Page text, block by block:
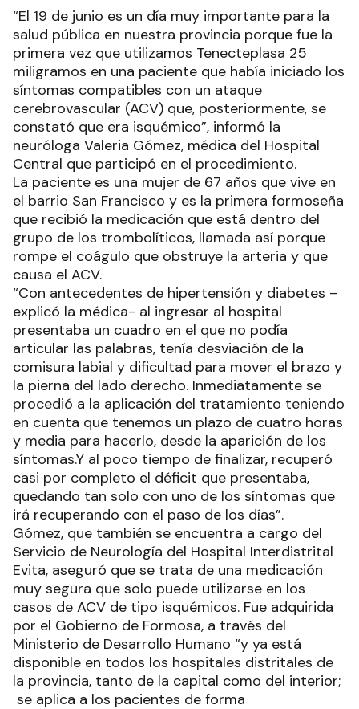
“El 19 de junio es un día muy importante para la
salud pública en nuestra provincia porque fue la
primera vez que utilizamos Tenecteplasa 25
miligramos en una paciente que había iniciado los
síntomas compatibles con un ataque
cerebrovascular (ACV) que, posteriormente, se
constató que era isquémico”, informó la
neuróloga Valeria Gómez, médica del Hospital
Central que participó en el procedimiento.
La paciente es una mujer de 67 años que vive en
el barrio San Francisco y es la primera formoseña
que recibió la medicación que está dentro del
grupo de los trombolíticos, llamada así porque
rompe el coágulo que obstruye la arteria y que
causa el ACV.
“Con antecedentes de hipertensión y diabetes –
explicó la médica- al ingresar al hospital
presentaba un cuadro en el que no podía
articular las palabras, tenía desviación de la
comisura labial y dificultad para mover el brazo y
la pierna del lado derecho. Inmediatamente se
procedió a la aplicación del tratamiento teniendo
en cuenta que tenemos un plazo de cuatro horas
y media para hacerlo, desde la aparición de los
síntomas.Y al poco tiempo de finalizar, recuperó
casi por completo el déficit que presentaba,
quedando tan solo con uno de los síntomas que
irá recuperando con el paso de los días”.
Gómez, que también se encuentra a cargo del
Servicio de Neurología del Hospital Interdistrital
Evita, aseguró que se trata de una medicación
muy segura que solo puede utilizarse en los
casos de ACV de tipo isquémicos. Fue adquirida
por el Gobierno de Formosa, a través del
Ministerio de Desarrollo Humano “y ya está
disponible en todos los hospitales distritales de
la provincia, tanto de la capital como del interior;
se aplica a los pacientes de forma